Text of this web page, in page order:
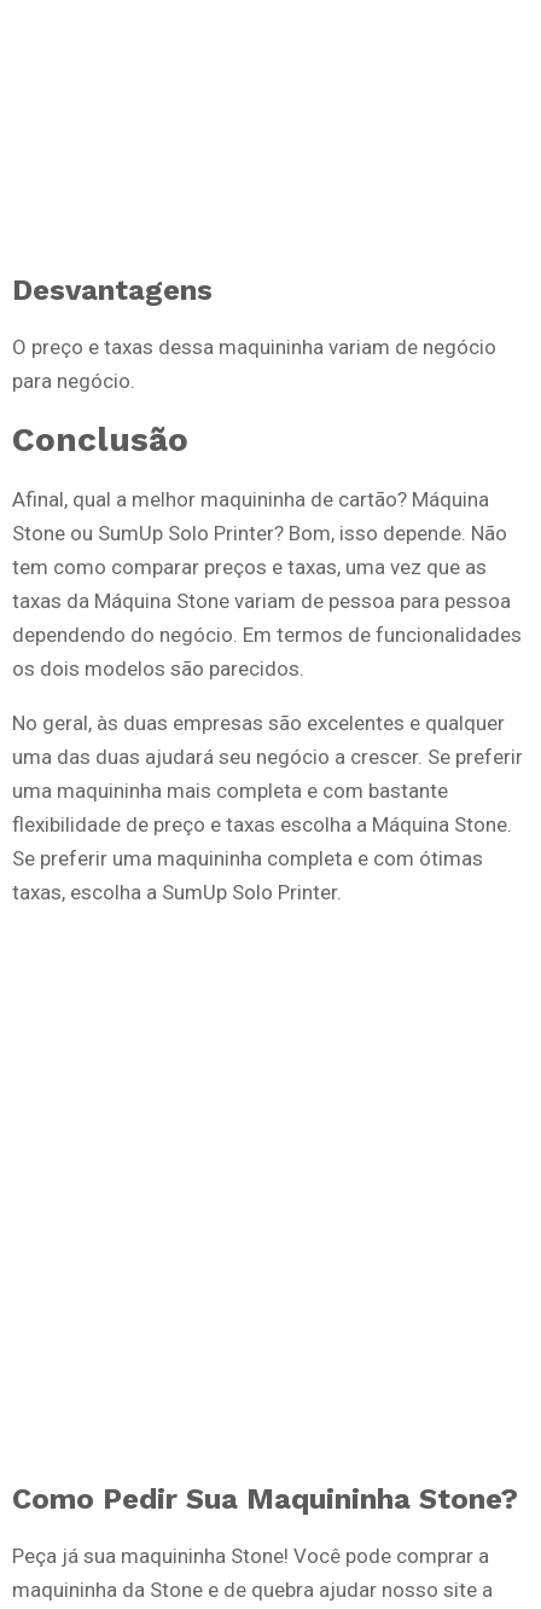
Desvantagens
O preço e taxas dessa maquininha variam de negócio
para negócio.
Conclusão
Afinal, qual a melhor maquininha de cartão? Máquina
Stone ou SumUp Solo Printer? Bom, isso depende. Não
tem como comparar preços e taxas, uma vez que as
taxas da Máquina Stone variam de pessoa para pessoa
dependendo do negócio. Em termos de funcionalidades
os dois modelos são parecidos.
No geral, às duas empresas são excelentes e qualquer
uma das duas ajudará seu negócio a crescer. Se preferir
uma maquininha mais completa e com bastante
flexibilidade de preço e taxas escolha a Máquina Stone.
Se preferir uma maquininha completa e com ótimas
taxas, escolha a SumUp Solo Printer.
Como Pedir Sua Maquininha Stone?
Peça já sua maquininha Stone! Você pode comprar a
maquininha da Stone e de quebra ajudar nosso site a